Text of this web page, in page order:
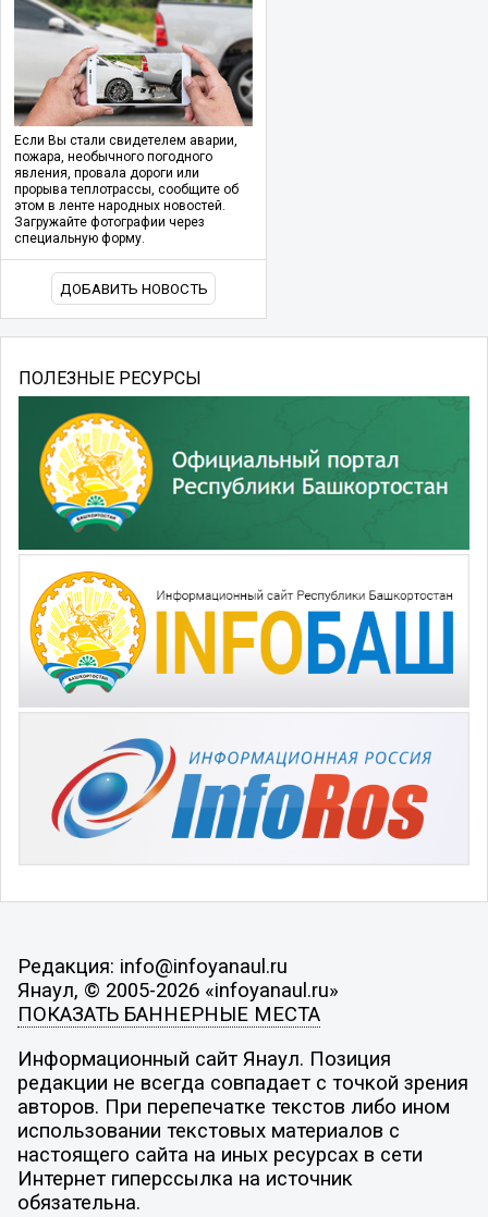
Если Вы стали свидетелем аварии,
пожара, необычного погодного
явления, провала дороги или
прорыва теплотрассы, сообщите об
этом в ленте народных новостей.
Загружайте фотографии через
специальную форму.
ДОБАВИТЬ НОВОСТЬ
ПОЛЕЗНЫЕ РЕСУРСЫ
Редакция: info@infoyanaul.ru
Янаул, © 2005-2026 «infoyanaul.ru»
ПОКАЗАТЬ БАННЕРНЫЕ МЕСТА
Информационный сайт Янаул. Позиция
редакции не всегда совпадает с точкой зрения
авторов. При перепечатке текстов либо ином
использовании текстовых материалов с
настоящего сайта на иных ресурсах в сети
Интернет гиперссылка на источник
обязательна.